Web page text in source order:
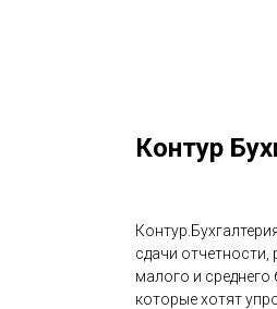
Контур
сдачи
малого и среднего
которые хотят